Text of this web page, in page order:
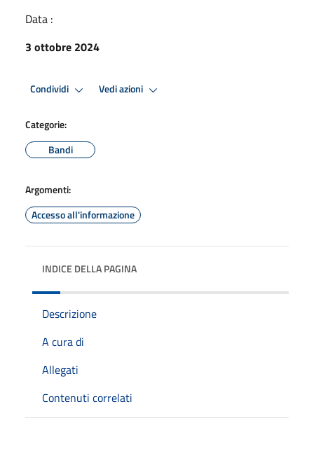
Data :
3 ottobre 2024
Condividi Vedi azioni
Categorie:
Bandi
Argomenti:
Accesso all'informazione
INDICE DELLA PAGINA
Descrizione
A cura di
Allegati
Contenuti correlati